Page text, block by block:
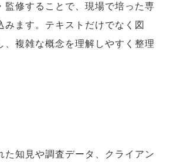
監修することで、現場で培った専
みます。テキストだけでなく図
、複雑な概念を理解しやすく整理
た知見や調査データ、クライアン